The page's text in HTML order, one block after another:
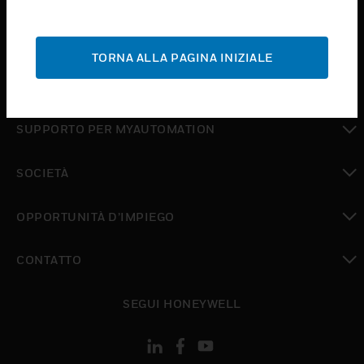
ASSISTENZA
toggle view
toggle view
SUPPORTO PER MYAUTOMATION
SOCIETÀ
OPPORTUNITÀ D’IMPIEGO
CONTATTO
SEGUI HONEYWELL
TORNA ALLA PAGINA INIZIALE